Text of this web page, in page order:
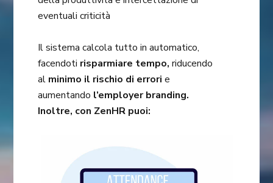
eventuali criticità
Il sistema calcola tutto in automatico,
facendoti risparmiare tempo, riducendo
al minimo il rischio di errori e
aumentando l’employer branding.
Inoltre, con ZenHR puoi: